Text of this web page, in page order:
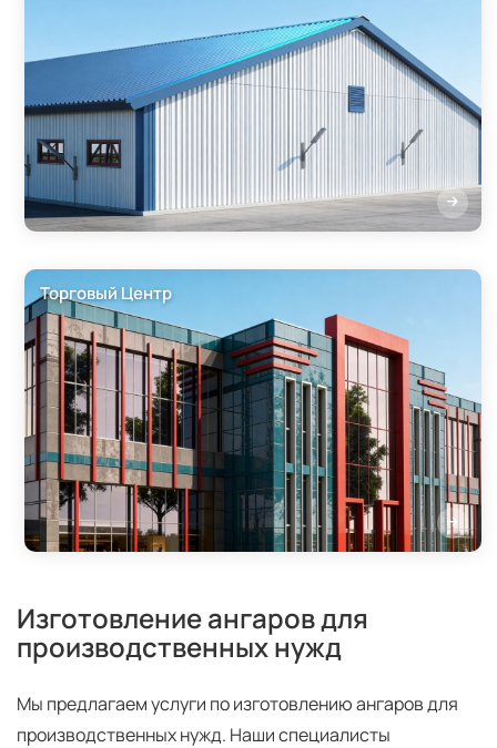
Торговый Центр
Изготовление ангаров для
производственных нужд
Мы предлагаем услуги по изготовлению ангаров для
производственных нужд. Наши специалисты